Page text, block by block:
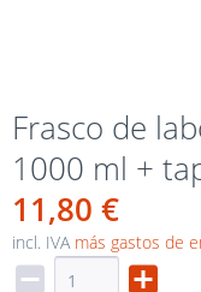
Frasco de
1000 ml +
11,80 €
incl. IVA más gastos de